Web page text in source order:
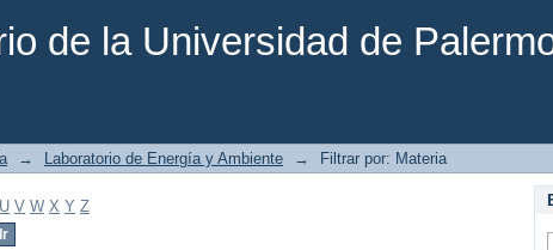
de la Universidad de
→ Laboratorio de Energía y Ambiente → Filtrar por: Materia
U V W X Y Z